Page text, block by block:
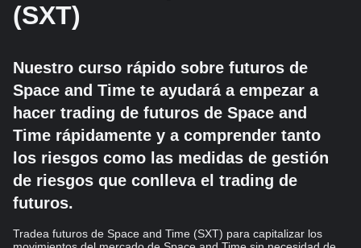
(SXT)
Nuestro curso rápido sobre futuros de
Space and Time te ayudará a empezar a
hacer trading de futuros de Space and
Time rápidamente y a comprender tanto
los riesgos como las medidas de gestión
de riesgos que conlleva el trading de
futuros.
Tradea futuros de Space and Time (SXT) para capitalizar los